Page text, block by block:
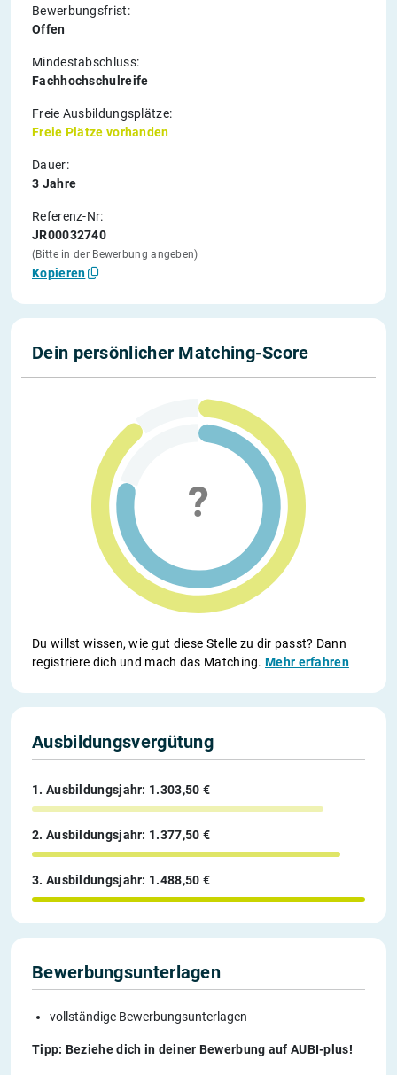
Bewerbungsfrist:
Offen
Mindestabschluss:
Fachhochschulreife
Freie Ausbildungsplätze:
Freie Plätze vorhanden
Dauer:
3 Jahre
Referenz-Nr:
JR00032740
(Bitte in der Bewerbung angeben)
Kopieren
Dein persönlicher Matching-Score
Du willst wissen, wie gut diese Stelle zu dir passt? Dann
registriere dich und mach das Matching.Mehr erfahren
Ausbildungsvergütung
1. Ausbildungsjahr: 1.303,50 €
2. Ausbildungsjahr: 1.377,50 €
3. Ausbildungsjahr: 1.488,50 €
Bewerbungsunterlagen
vollständige Bewerbungsunterlagen
Tipp: Beziehe dich in deiner Bewerbung auf AUBI-plus!